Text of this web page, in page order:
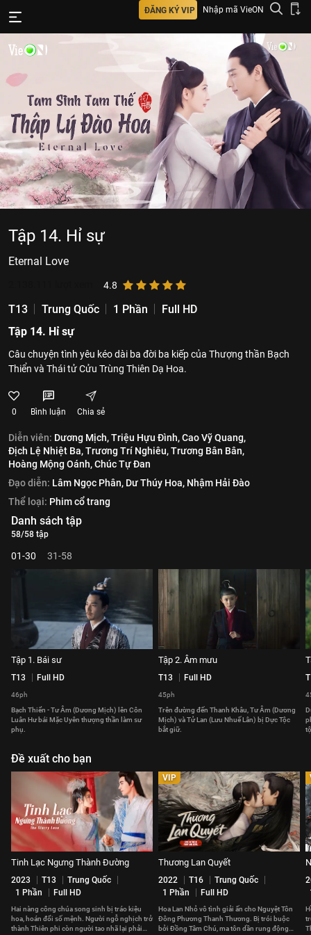
ĐĂNG KÝ VIP Nhập mã VieON
Tập 14. Hỉ sự
Eternal Love
4.8
T13 Trung Quốc 1 Phần
Full HD
Tập 14. Hỉ sự
Câu chuyện tình yêu kéo dài ba đời ba kiếp của Thượng thần Bạch
Thiển và Thái tử Cửu Trùng Thiên Dạ Hoa.
0 Bình luận Chia sẻ
Diễn viên: Dương Mịch,Triệu Hựu Đình,Cao Vỹ Quang,
Địch Lệ Nhiệt Ba,Trương Trí Nghiêu,Trương Bân Bân,
Hoàng Mộng Oánh,Chúc Tự Đan
Đạo diễn: Lâm Ngọc Phân, Dư Thúy Hoa, Nhậm Hải Đào
Thể loại: Phim cổ trang
Danh sách tập
58/58 tập
01-30 31-58
Tập 1. Bái sư
T13 Full HD
46ph
Bạch Thiển - Tư Âm (Dương Mịch) lên Côn
Luân Hư bái Mặc Uyên thượng thần làm sư
phụ.
Tập 2. Âm mưu
T13 Full HD
45ph
Trên đường đến Thanh Khâu, Tư Âm (Dương
Mịch) và Tử Lan (Lưu Nhuế Lân) bị Dực Tộc
bắt giữ.
Đề xuất cho bạn
Tinh Lạc Ngưng Thành Đường
2023 T13
Trung Quốc
1 Phần
Full HD
Hai nàng công chúa song sinh bị tráo kiệu
hoa, hoán đổi số mệnh. Người ngỗ nghịch trở
thành Thiên phi còn người tao nhã lại phải
VIP
Thương Lan Quyết
2022 T16
Trung Quốc
1 Phần
Full HD
Hoa Lan Nhỏ vô tình giải ấn cho Nguyệt Tôn
Đông Phương Thanh Thương. Bị trói buộc
bởi Đồng Tâm Chú, ma tôn dần rung động